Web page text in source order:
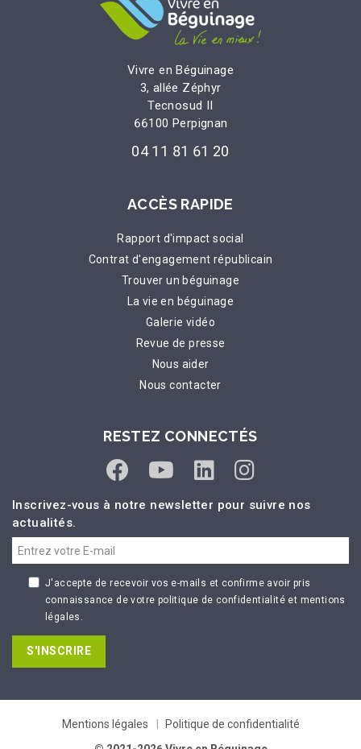
Vivre en Béguinage
3, allée Zéphyr
Tecnosud II
66100 Perpignan
04 11 81 61 20
ACCÈS RAPIDE
Rapport d'impact social
Contrat d'engagement républicain
Trouver un béguinage
La vie en béguinage
Galerie vidéo
Revue de presse
Nous aider
Nous contacter
RESTEZ CONNECTÉS
Inscrivez-vous à notre newsletter pour suivre nos
actualités.
J'accepte de recevoir vos e-mails et confirme avoir pris
connaissance de votre politique de confidentialité et mentions
légales.
S'INSCRIRE
Mentions légales
Politique de confidentialité